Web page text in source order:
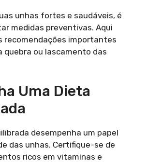
unhas fortes e saudáveis, é
medidas preventivas. Aqui
recomendações importantes
quebra ou lascamento das
Uma Dieta
desempenha um papel
das unhas. Certifique-se de
ricos em vitaminas e